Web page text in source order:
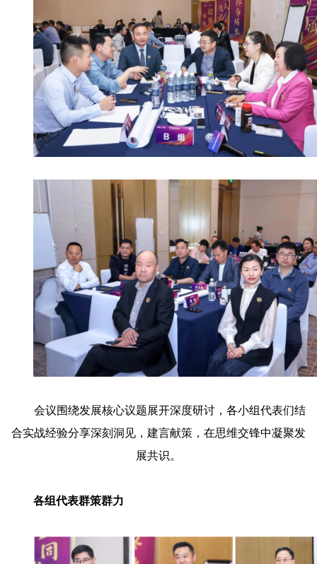
会议围绕发展核心议题展开深度研讨，各小组代表们结
合实战经验分享深刻洞见，建言献策，在思维交锋中凝聚发
展共识。
各组代表群策群力